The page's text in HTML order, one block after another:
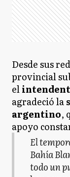
Desde sus
provincial
el
agradeció la
argentino,
apoyo
El
Bahía
todo un